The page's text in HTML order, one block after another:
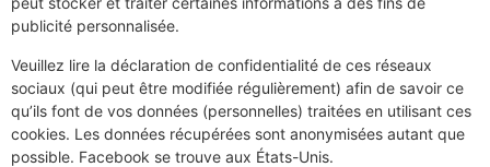
publicité personnalisée.
Veuillez lire la déclaration de confidentialité de ces réseaux
sociaux (qui peut être modifiée régulièrement) afin de savoir ce
qu’ils font de vos données (personnelles) traitées en utilisant ces
cookies. Les données récupérées sont anonymisées autant que
possible. Facebook se trouve aux États-Unis.